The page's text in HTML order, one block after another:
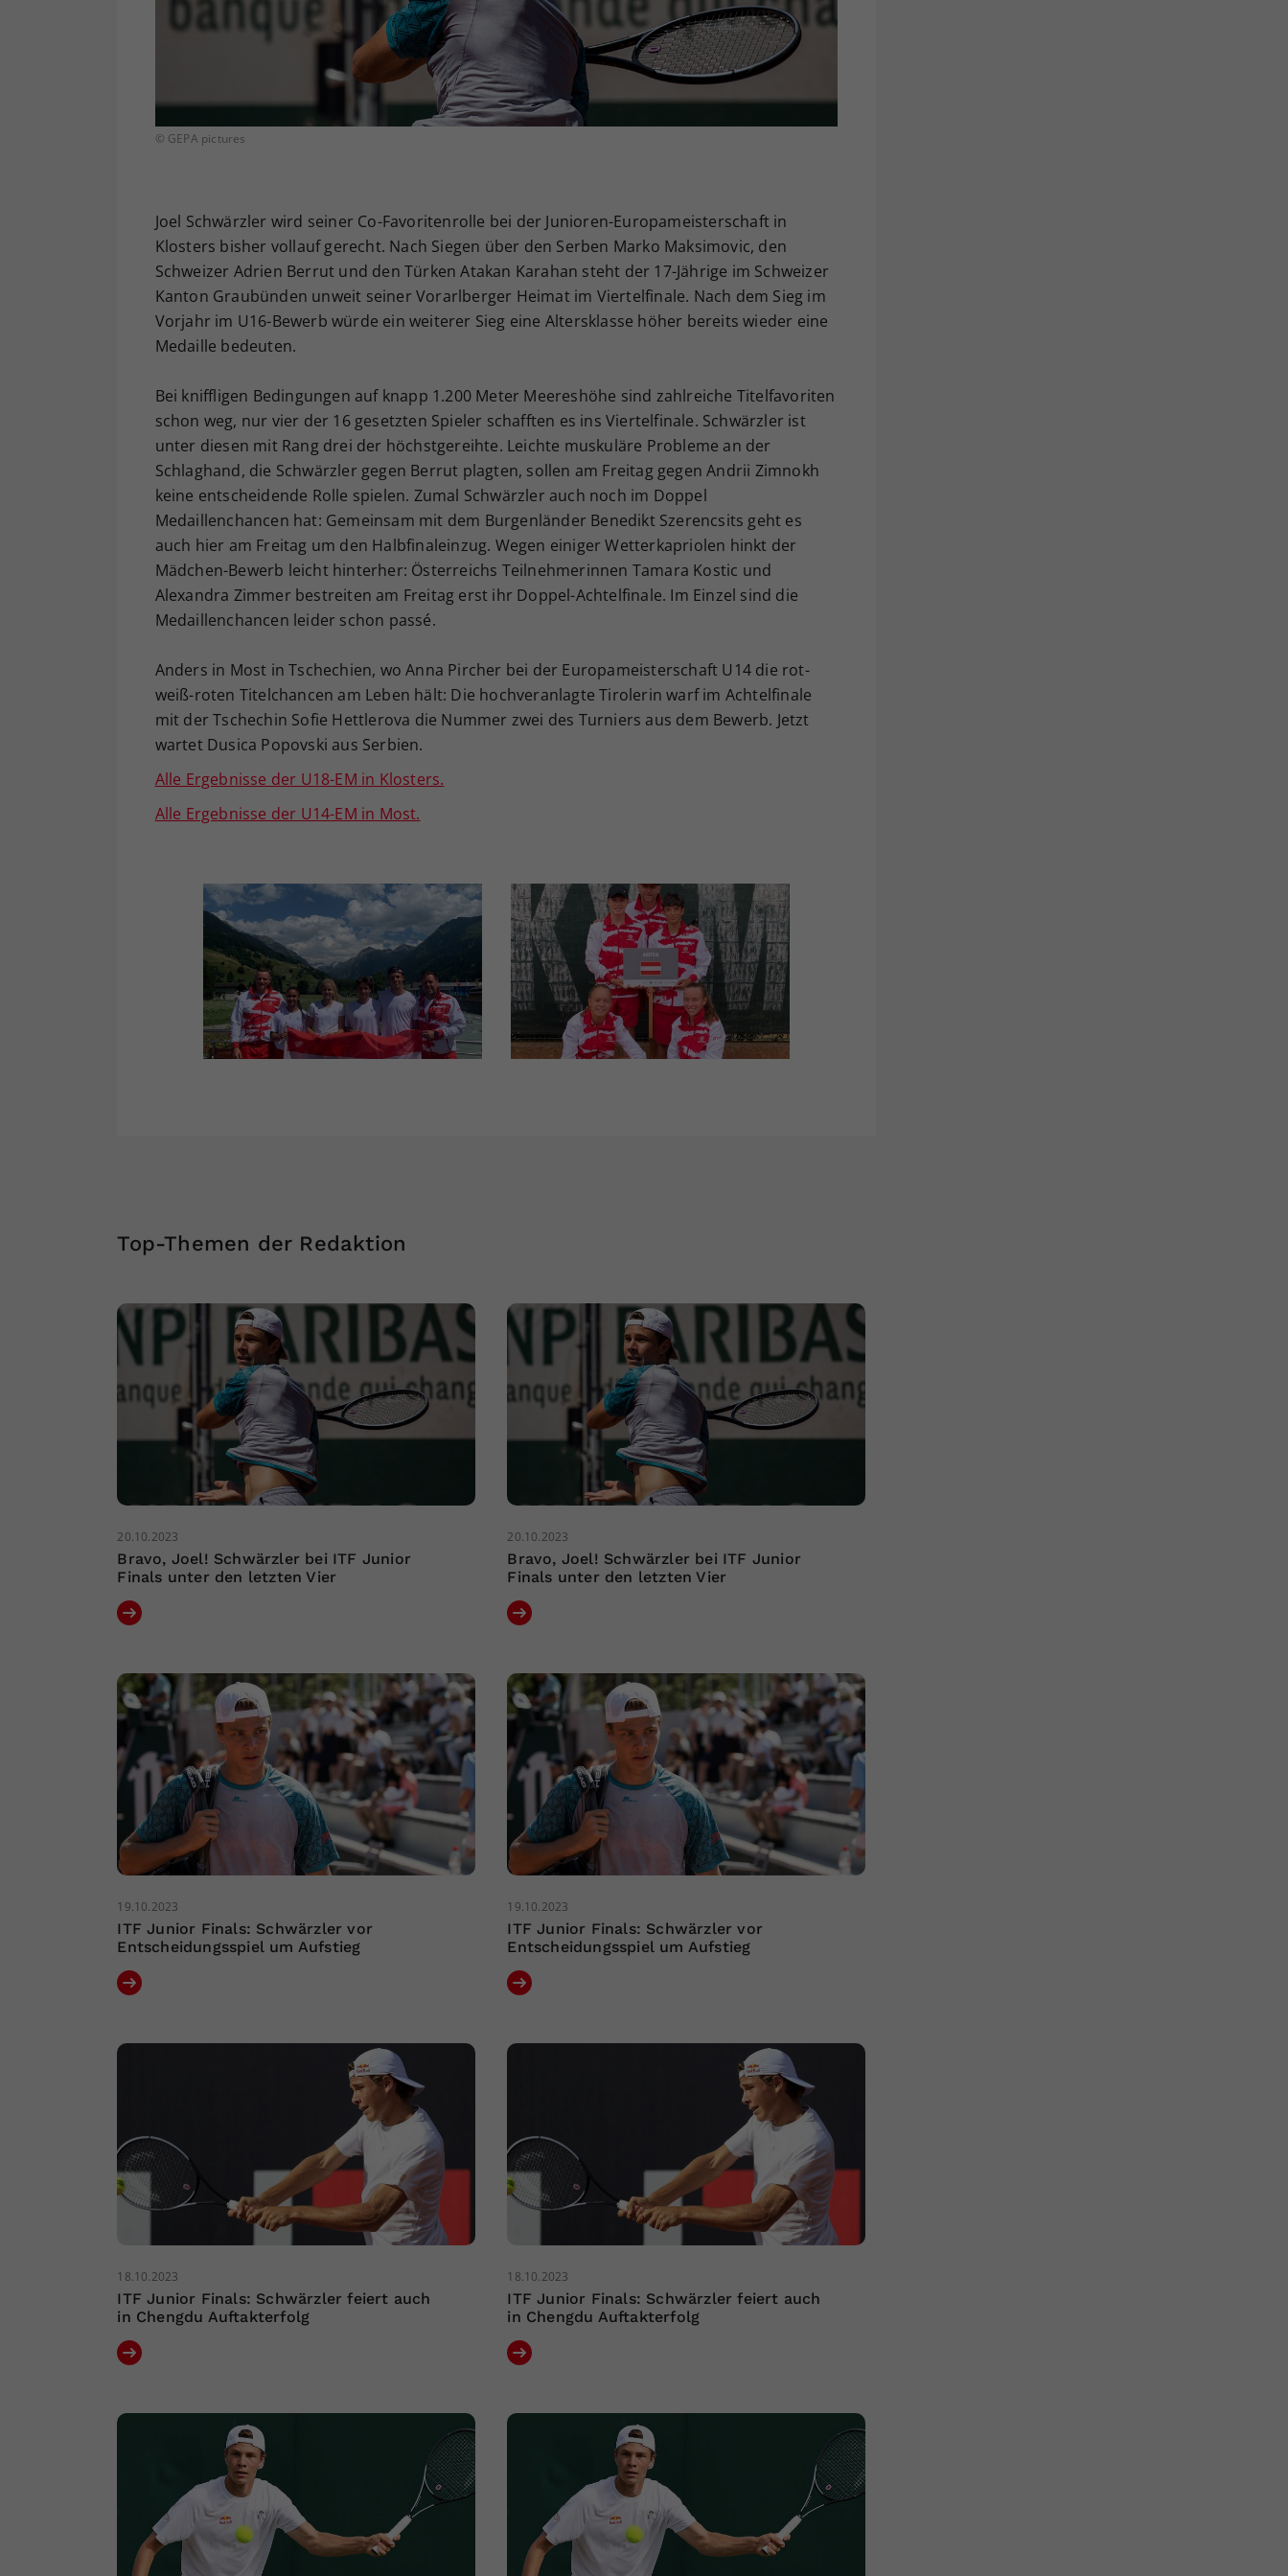
© GEPA pictures
Joel Schwärzler wird seiner Co-Favoritenrolle bei der Junioren-Europameisterschaft in
Klosters bisher vollauf gerecht. Nach Siegen über den Serben Marko Maksimovic, den
Schweizer Adrien Berrut und den Türken Atakan Karahan steht der 17-Jährige im Schweizer
Kanton Graubünden unweit seiner Vorarlberger Heimat im Viertelfinale. Nach dem Sieg im
Vorjahr im U16-Bewerb würde ein weiterer Sieg eine Altersklasse höher bereits wieder eine
Medaille bedeuten.
Bei kniffligen Bedingungen auf knapp 1.200 Meter Meereshöhe sind zahlreiche Titelfavoriten
schon weg, nur vier der 16 gesetzten Spieler schafften es ins Viertelfinale. Schwärzler ist
unter diesen mit Rang drei der höchstgereihte. Leichte muskuläre Probleme an der
Schlaghand, die Schwärzler gegen Berrut plagten, sollen am Freitag gegen Andrii Zimnokh
keine entscheidende Rolle spielen. Zumal Schwärzler auch noch im Doppel
Medaillenchancen hat: Gemeinsam mit dem Burgenländer Benedikt Szerencsits geht es
auch hier am Freitag um den Halbfinaleinzug. Wegen einiger Wetterkapriolen hinkt der
Mädchen-Bewerb leicht hinterher: Österreichs Teilnehmerinnen Tamara Kostic und
Alexandra Zimmer bestreiten am Freitag erst ihr Doppel-Achtelfinale. Im Einzel sind die
Medaillenchancen leider schon passé.
Anders in Most in Tschechien, wo Anna Pircher bei der Europameisterschaft U14 die rot-
weiß-roten Titelchancen am Leben hält: Die hochveranlagte Tirolerin warf im Achtelfinale
mit der Tschechin Sofie Hettlerova die Nummer zwei des Turniers aus dem Bewerb. Jetzt
wartet Dusica Popovski aus Serbien.
Alle Ergebnisse der U18-EM in Klosters.
Alle Ergebnisse der U14-EM in Most.
Top-Themen der Redaktion
20.10.2023
Bravo, Joel! Schwärzler bei ITF Junior
Finals unter den letzten Vier
20.10.2023
Bravo, Joel! Schwärzler bei ITF Junior
Finals unter den letzten Vier
19.10.2023
ITF Junior Finals: Schwärzler vor
Entscheidungsspiel um Aufstieg
19.10.2023
ITF Junior Finals: Schwärzler vor
Entscheidungsspiel um Aufstieg
18.10.2023
ITF Junior Finals: Schwärzler feiert auch
in Chengdu Auftakterfolg
18.10.2023
ITF Junior Finals: Schwärzler feiert auch
in Chengdu Auftakterfolg
Ihrer vorgenommen Einstellungen, falls der
Webseiten-Betreiber dies eingestellt hat.